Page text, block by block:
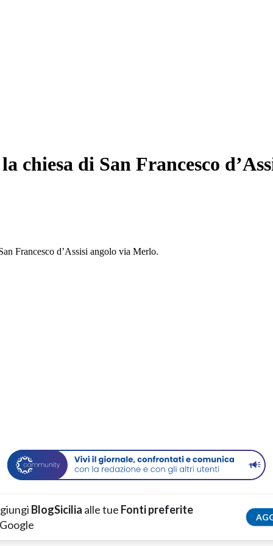
chiesa di San Francesco
Francesco d’Assisi angolo via Merlo.
BlogSicilia alle tue Fonti preferite